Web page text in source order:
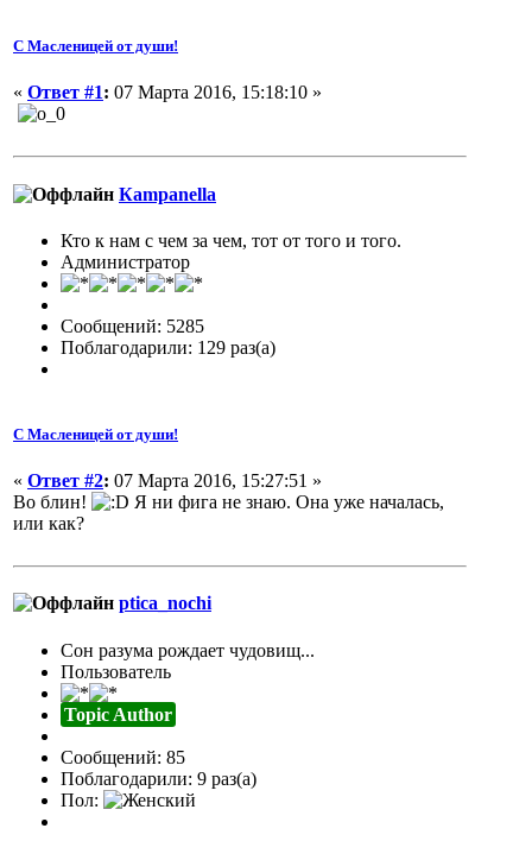
С Масленицей от души!
« Ответ #1: 07 Марта 2016, 15:18:10 »
Кampanella
Кто к нам с чем за чем, тот от того и того.
Администратор
Сообщений: 5285
Поблагодарили: 129 раз(а)
С Масленицей от души!
« Ответ #2: 07 Марта 2016, 15:27:51 »
Во блин!
Я ни фига не знаю. Она уже началась,
или как?
ptica_nochi
Сон разума рождает чудовищ...
Пользователь
Topic Author
Сообщений: 85
Поблагодарили: 9 раз(а)
Пол: